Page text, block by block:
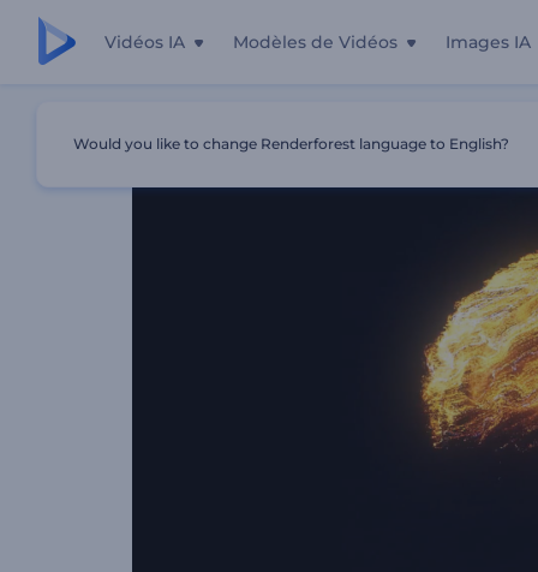
Vidéos IA Modèles de Vidéos Images IA
Would you like to change Renderforest language to English?